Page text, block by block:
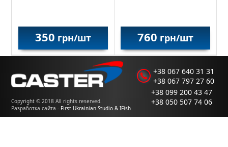
350 грн/шт 760 грн/шт
Copyright © 2018 All rights reserved.
Разработка сайта - First Ukrainian Studio & IFish
+38 067 640 31 31
+38 067 797 27 60
+38 099 200 43 47
+38 050 507 74 06